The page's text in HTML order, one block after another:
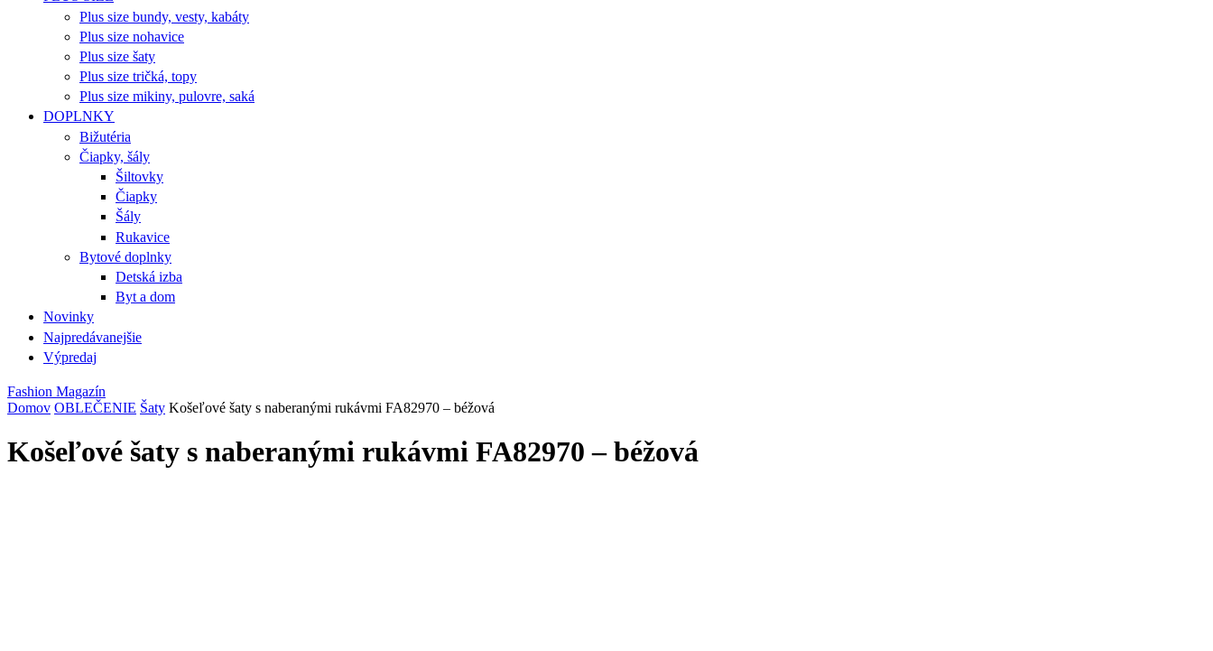
Plus size bundy, vesty, kabáty
Plus size nohavice
Plus size šaty
Plus size tričká, topy
Plus size mikiny, pulovre, saká
DOPLNKY
Bižutéria
Čiapky, šály
Šiltovky
Čiapky
Šály
Rukavice
Bytové doplnky
Detská izba
Byt a dom
Novinky
Najpredávanejšie
Výpredaj
Fashion Magazín
Domov OBLEČENIE Šaty Košeľové šaty s naberanými rukávmi FA82970 – béžová
Košeľové šaty s naberanými rukávmi FA82970 – béžová